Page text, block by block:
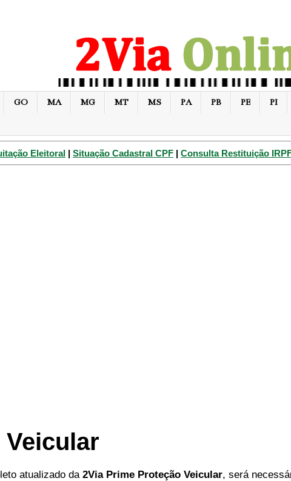
GO MA MG MT MS PA PB PE PI
Eleitoral | Situação Cadastral CPF | Consulta Restituição
Veicular
atualizado da 2Via Prime Proteção Veicular, será